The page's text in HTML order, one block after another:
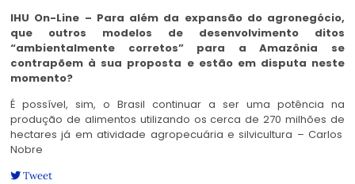
IHU On-Line – Para além da expansão do agronegócio,
que outros modelos de desenvolvimento ditos
“ambientalmente corretos” para a Amazônia se
contrapõem à sua proposta e estão em disputa neste
momento?
É possível, sim, o Brasil continuar a ser uma potência na
produção de alimentos utilizando os cerca de 270 milhões de
hectares já em atividade agropecuária e silvicultura – Carlos
Nobre
Tweet